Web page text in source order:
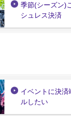
季節(シーズン)
シュレス決済
イベントに決済
ルしたい